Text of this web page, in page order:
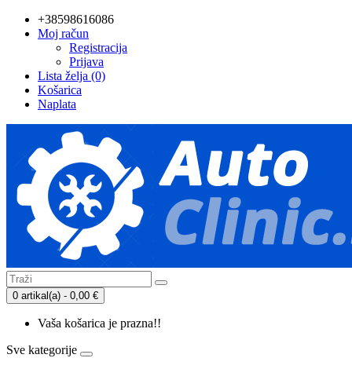
+38598616086
Moj račun
Registracija
Prijava
Lista želja (0)
Košarica
Naplata
0 artikal(a) - 0,00 €
Vaša košarica je prazna!!
Sve kategorije